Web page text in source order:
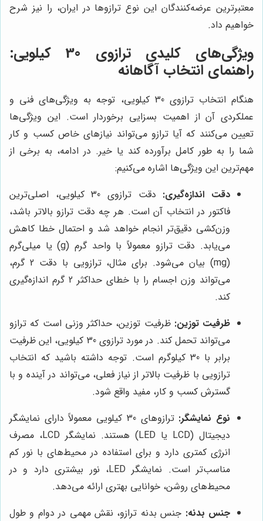
معتبرترین عرضه‌کنندگان این نوع ترازوها در ایران، را نیز شرح
خواهیم داد.
ویژگی‌های کلیدی ترازوی 30 کیلویی:
راهنمای انتخاب آگاهانه
هنگام انتخاب ترازوی 30 کیلویی، توجه به ویژگی‌های فنی و
عملکردی آن از اهمیت بسزایی برخوردار است. این ویژگی‌ها
تعیین می‌کنند که آیا ترازو می‌تواند نیازهای خاص کسب و کار
شما را به طور کامل برآورده کند یا خیر. در ادامه، به برخی از
مهم‌ترین این ویژگی‌ها اشاره می‌کنیم:
دقت اندازه‌گیری:
دقت ترازوی 30 کیلویی، اصلی‌ترین
فاکتور در انتخاب آن است. هر چه دقت ترازو بالاتر باشد،
وزن‌کشی دقیق‌تر انجام خواهد شد و احتمال خطا کاهش
می‌یابد. دقت ترازو معمولاً با واحد گرم (g) یا میلی‌گرم
(mg) بیان می‌شود. برای مثال، ترازویی با دقت 2 گرم،
می‌تواند وزن اجسام را با خطای حداکثر 2 گرم اندازه‌گیری
کند.
ظرفیت توزین: ظرفیت توزین، حداکثر وزنی است که ترازو
می‌تواند تحمل کند. در مورد ترازوی 30 کیلویی، این ظرفیت
برابر با 30 کیلوگرم است. توجه داشته باشید که انتخاب
ترازویی با ظرفیت بالاتر از نیاز فعلی، می‌تواند در آینده و با
گسترش کسب و کار، مفید واقع شود.
نوع نمایشگر:
ترازوهای 30 کیلویی معمولاً دارای نمایشگر
دیجیتال (LCD یا LED) هستند. نمایشگر LCD، مصرف
انرژی کمتری دارد و برای استفاده در محیط‌های با نور کم
مناسب‌تر است. نمایشگر LED، نور بیشتری دارد و در
محیط‌های روشن، خوانایی بهتری ارائه می‌دهد.
جنس بدنه: جنس بدنه ترازو، نقش مهمی در دوام و طول